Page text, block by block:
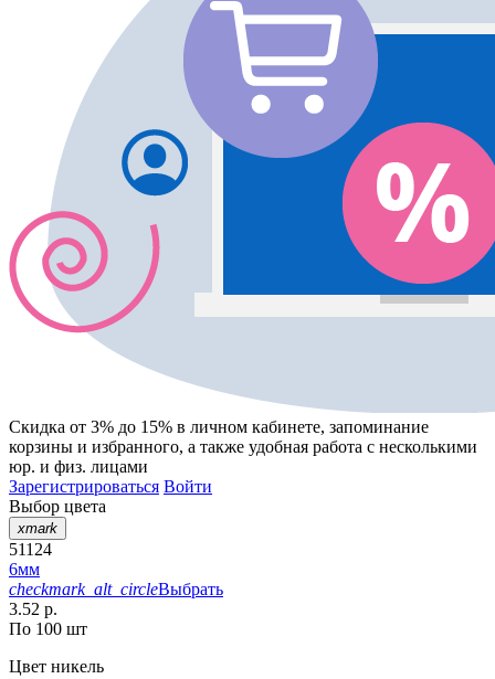
Скидка от 3% до 15% в личном кабинете, запоминание
корзины и избранного, а также удобная работа с несколькими
юр. и физ. лицами
Зарегистрироваться Войти
Выбор цвета
xmark
51124
6мм
checkmark_alt_circleВыбрать
3.52 р.
По 100 шт
Цвет никель